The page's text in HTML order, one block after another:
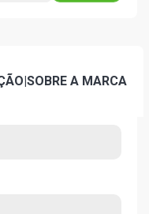
|SOBRE A MARCA